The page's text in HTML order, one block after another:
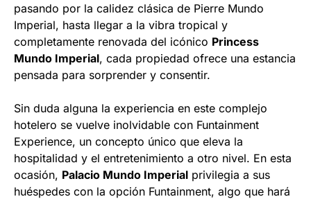
pasando por la calidez clásica de Pierre Mundo
Imperial, hasta llegar a la vibra tropical y
completamente renovada del icónico Princess
Mundo Imperial, cada propiedad ofrece una estancia
pensada para sorprender y consentir.
Sin duda alguna la experiencia en este complejo
hotelero se vuelve inolvidable con Funtainment
Experience, un concepto único que eleva la
hospitalidad y el entretenimiento a otro nivel. En esta
ocasión, Palacio Mundo Imperial privilegia a sus
huéspedes con la opción Funtainment, algo que hará